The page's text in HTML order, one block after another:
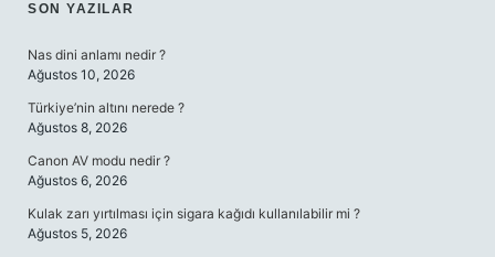
SIDEBAR
SON YAZILAR
Nas dini anlamı nedir ?
Ağustos 10, 2026
Türkiye’nin altını nerede ?
Ağustos 8, 2026
Canon AV modu nedir ?
Ağustos 6, 2026
Kulak zarı yırtılması için sigara kağıdı kullanılabilir mi ?
Ağustos 5, 2026